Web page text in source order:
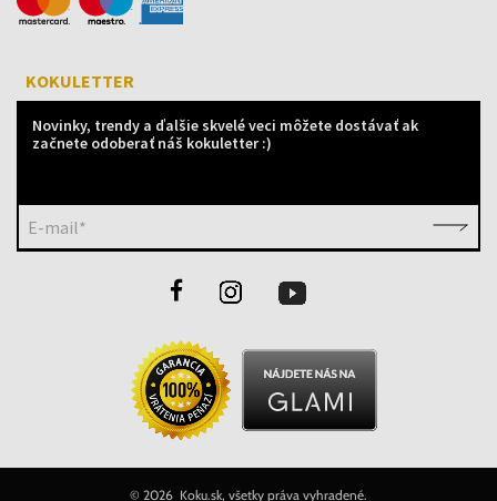
KOKULETTER
Novinky, trendy a ďalšie skvelé veci môžete dostávať ak
začnete odoberať náš kokuletter :)
E-mail*
© 2026 Koku.sk, všetky práva vyhradené.